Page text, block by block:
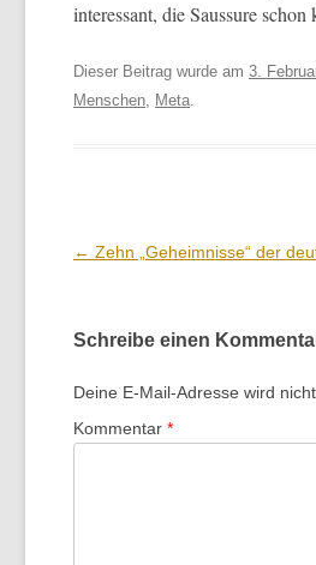
inter­es­sant, die Saus­sure schon
Dieser Beitrag wurde am 3.
Menschen, Meta.
Beitrags-
← Zehn „Geheimnisse“ der
Schreibe einen
Deine E-Mail-Adresse wird
Kommentar *